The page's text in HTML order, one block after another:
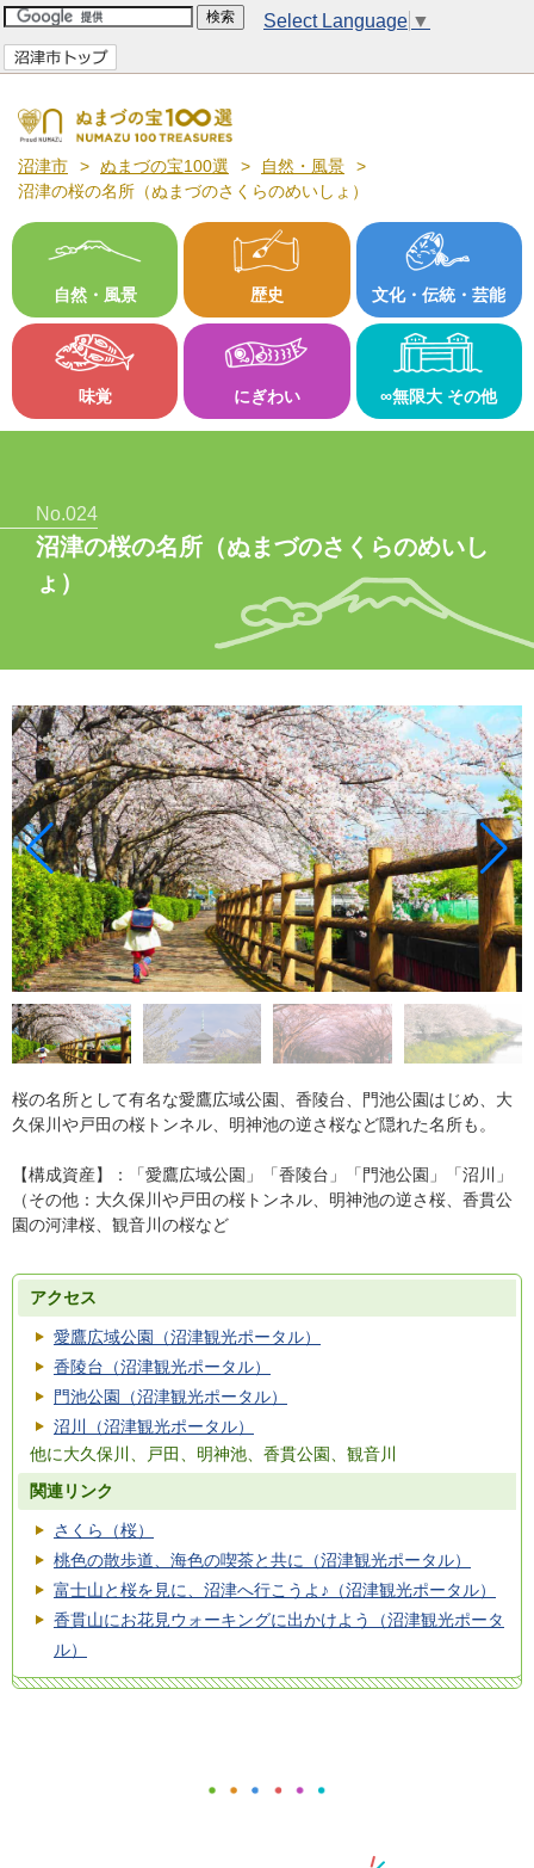
Select Language ▼
沼津市 ぬまづの宝100選
自然・風景
沼津の桜の名所（ぬまづのさくらのめいしょ）
自然・風景 歴史 文化・伝統・芸能
味覚 にぎわい ∞無限大 その他
No.024
沼津の桜の名所（ぬまづのさくらのめいし
ょ）
桜の名所として有名な愛鷹広域公園、香陵台、門池公園はじめ、大
久保川や戸田の桜トンネル、明神池の逆さ桜など隠れた名所も。
【構成資産】：「愛鷹広域公園」「香陵台」「門池公園」「沼川」
（その他：大久保川や戸田の桜トンネル、明神池の逆さ桜、香貫公
園の河津桜、観音川の桜など
アクセス
愛鷹広域公園（沼津観光ポータル）
香陵台（沼津観光ポータル）
門池公園（沼津観光ポータル）
沼川（沼津観光ポータル）
他に大久保川、戸田、明神池、香貫公園、観音川
関連リンク
さくら（桜）
桃色の散歩道、海色の喫茶と共に（沼津観光ポータル）
富士山と桜を見に、沼津へ行こうよ♪（沼津観光ポータル）
香貫山にお花見ウォーキングに出かけよう（沼津観光ポータ
ル）